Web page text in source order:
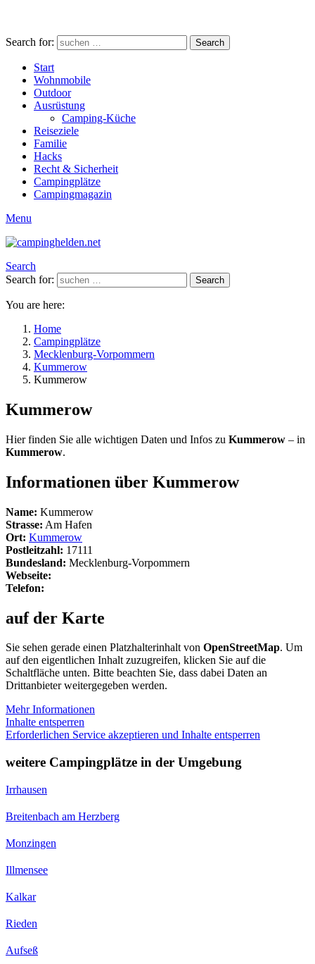
Search for: Search
Start
Wohnmobile
Outdoor
Ausrüstung
Camping-Küche
Reiseziele
Familie
Hacks
Recht & Sicherheit
Campingplätze
Campingmagazin
Menu
Search
Search for:
Search
You are here:
Home
Campingplätze
Mecklenburg-Vorpommern
Kummerow
Kummerow
Kummerow
Hier finden Sie alle wichtigen Daten und Infos zu Kummerow – in
Kummerow.
Informationen über Kummerow
Name: Kummerow
Strasse: Am Hafen
Ort: Kummerow
Postleitzahl: 17111
Bundesland: Mecklenburg-Vorpommern
Webseite:
Telefon:
auf der Karte
Sie sehen gerade einen Platzhalterinhalt von OpenStreetMap. Um
auf den eigentlichen Inhalt zuzugreifen, klicken Sie auf die
Schaltfläche unten. Bitte beachten Sie, dass dabei Daten an
Drittanbieter weitergegeben werden.
Mehr Informationen
Inhalte entsperren
Erforderlichen Service akzeptieren und Inhalte entsperren
weitere Campingplätze in der Umgebung
Irrhausen
Breitenbach am Herzberg
Monzingen
Illmensee
Kalkar
Rieden
Aufseß